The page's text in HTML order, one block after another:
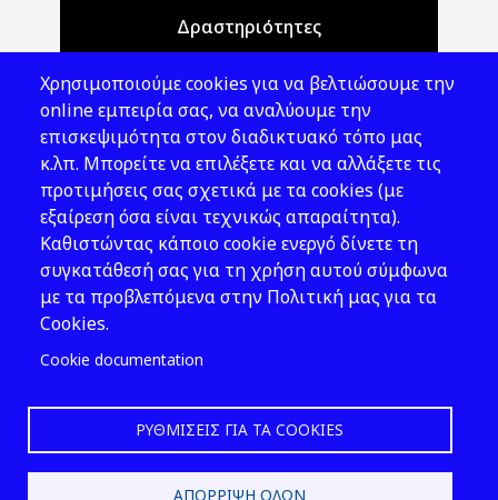
Δραστηριότητες
Νομοθεσία
Εκδόσεις
Νέα - Εκδηλώσεις
Ακολουθήστε μας
Χρησιμοποιούμε cookies για να βελτιώσουμε την
online εμπειρία σας, να αναλύουμε την
επισκεψιμότητα στον διαδικτυακό τόπο μας
κ.λπ. Μπορείτε να επιλέξετε και να αλλάξετε τις
προτιμήσεις σας σχετικά με τα cookies (με
εξαίρεση όσα είναι τεχνικώς απαραίτητα).
Καθιστώντας κάποιο cookie ενεργό δίνετε τη
συγκατάθεσή σας για τη χρήση αυτού σύμφωνα
με τα προβλεπόμενα στην Πολιτική μας για τα
Cookies.
Cookie documentation
ΡΥΘΜΊΣΕΙΣ ΓΙΑ ΤΑ COOKIES
ΑΠΌΡΡΙΨΗ ΌΛΩΝ
2026 © ΕΛ.ΙΝ.Υ.Α.Ε.